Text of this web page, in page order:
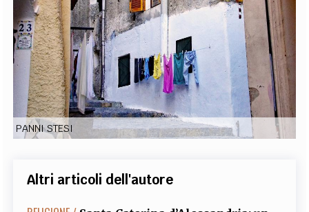
FOTOGRAFI PARTNER COLLABORA CON NOI
EXTRA
CODICI RUBRICHE LIBRI PROCEEDINGS PUBBLICITÀ CONTATTI
SOCIAL MEDIA
PANNI STESI
Altri articoli dell'autore